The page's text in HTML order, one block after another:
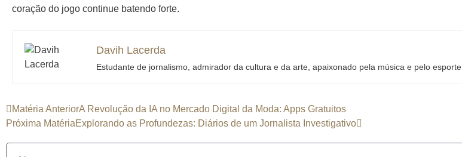
coração do jogo continue batendo forte.
Davih Lacerda
Estudante de jornalismo, admirador da cultura e da arte, apaixonado pela música e pelo esporte.
Matéria AnteriorA Revolução da IA no Mercado Digital da Moda: Apps Gratuitos
Próxima MatériaExplorando as Profundezas: Diários de um Jornalista Investigativo